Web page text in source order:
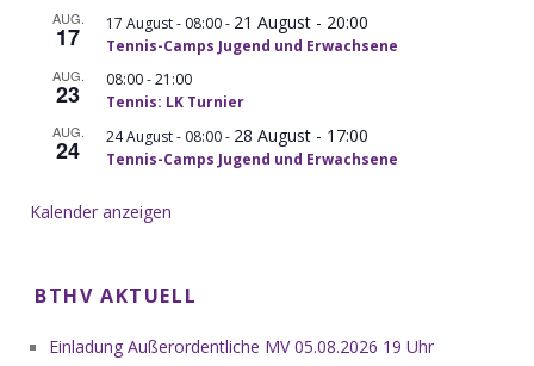
AUG.
17 17 August - 08:00- 21 August - 20:00
Tennis-Camps Jugend und Erwachsene
AUG.
23 08:00-21:00
Tennis: LK Turnier
AUG.
24 24 August - 08:00- 28 August - 17:00
Tennis-Camps Jugend und Erwachsene
Kalender anzeigen
BTHV AKTUELL
Einladung Außerordentliche MV 05.08.2026 19 Uhr